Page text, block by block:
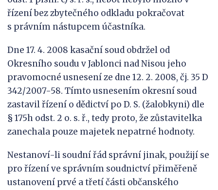
řízení bez zbytečného odkladu pokračovat
s právním nástupcem účastníka.
Dne 17. 4. 2008 kasační soud obdržel od
Okresního soudu v Jablonci nad Nisou jeho
pravomocné usnesení ze dne 12. 2. 2008, čj. 35 D
342/2007-58. Tímto usnesením okresní soud
zastavil řízení o dědictví po D. S. (žalobkyni) dle
§ 175h odst. 2 o. s. ř., tedy proto, že zůstavitelka
zanechala pouze majetek nepatrné hodnoty.
Nestanoví-li soudní řád správní jinak, použijí se
pro řízení ve správním soudnictví přiměřeně
ustanovení prvé a třetí části občanského